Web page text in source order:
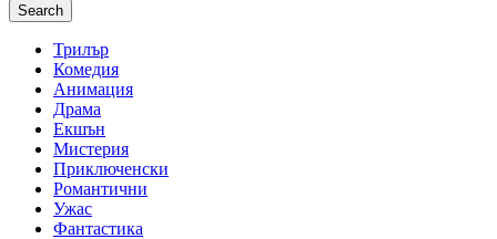
Search
Трилър
Комедия
Анимация
Драма
Екшън
Мистерия
Приключенски
Романтични
Ужас
Фантастика